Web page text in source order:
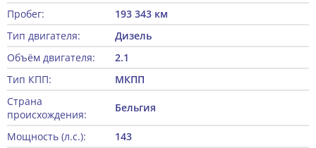
Пробег:
193 343 км
Тип двигателя:
Дизель
Объём двигателя:
2.1
Тип КПП:
МКПП
Страна
происхождения:
Бельгия
Мощность (л.с.):
143